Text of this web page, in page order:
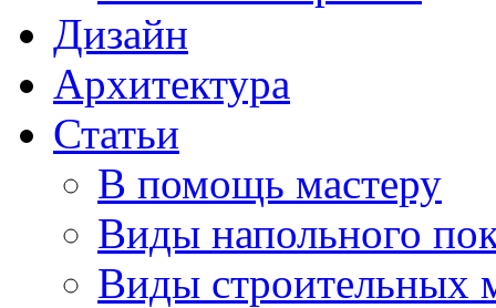
Дизайн
Архитектура
Статьи
В помощь мастеру
Виды напольного
Виды строительных